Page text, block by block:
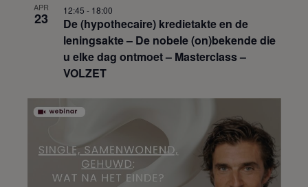
APR
23
De (hypothecaire) kredietakte en de
leningsakte – De nobele (on)bekende die
u elke dag ontmoet – Masterclass –
VOLZET
12:45 - 18:00